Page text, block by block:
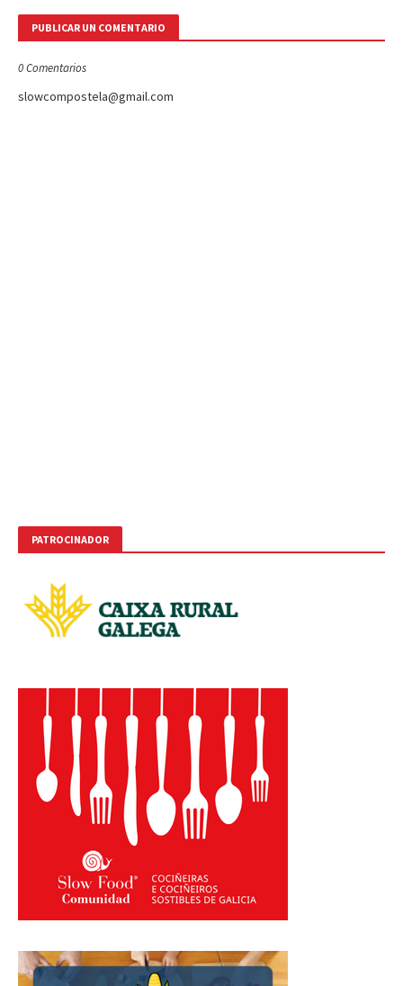
PUBLICAR UN COMENTARIO
0 Comentarios
slowcompostela@gmail.com
PATROCINADOR